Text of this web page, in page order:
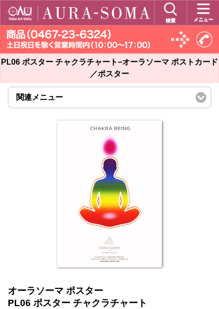
検索 メニュー
PL06 ポスター チャクラチャート−オーラソーマ ポストカード
／ポスター
関連メニュー
to
contents
オーラソーマ ポスター
PL06 ポスター チャクラチャート